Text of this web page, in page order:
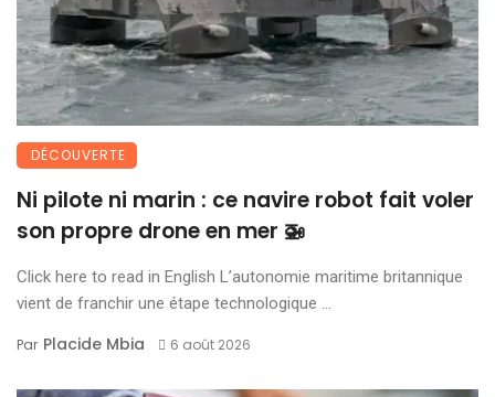
DÉCOUVERTE
Ni pilote ni marin : ce navire robot fait voler
son propre drone en mer 🚁
Click here to read in English L’autonomie maritime britannique
vient de franchir une étape technologique ...
Par Placide Mbia 6 août 2026